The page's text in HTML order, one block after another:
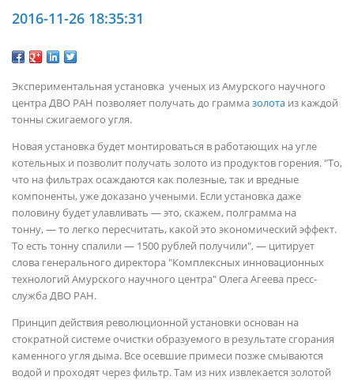
2016-11-26 18:35:31
Экспериментальная установка ученых из Амурского научного
центра ДВО РАН позволяет получать до граммазолота из каждой
тонны сжигаемого угля.
Новая установка будет монтироваться в работающих на угле
котельных и позволит получать золото из продуктов горения. "То,
что на фильтрах осаждаются как полезные, так и вредные
компоненты, уже доказано учеными. Если установка даже
половину будет улавливать — это, скажем, полграмма на
тонну, — то легко пересчитать, какой это экономический эффект.
То есть тонну спалили — 1500 рублей получили", — цитирует
слова генерального директора "Комплексных инновационных
технологий Амурского научного центра" Олега Агеева пресс-
служба ДВО РАН.
Принцип действия революционной установки основан на
стократной системе очистки образуемого в результате сгорания
каменного угля дыма. Все осевшие примеси позже смываются
водой и проходят через фильтр. Там из них извлекается золотой